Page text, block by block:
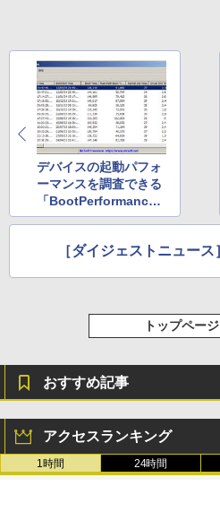
デバイスの起動パフォ
ーマンスを調査できる
「BootPerformanceV
iew」v1.05 ほか
［ダイジェストニュー
トップペー
おすすめ記事
アクセスランキング
1時間 24時間